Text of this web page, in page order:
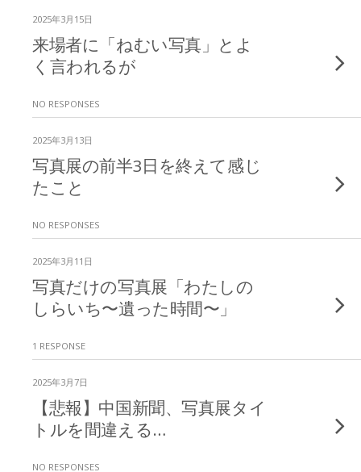
2025年3月15日
来場者に「ねむい写真」とよ
く言われるが
NO RESPONSES
2025年3月13日
写真展の前半3日を終えて感じ
たこと
NO RESPONSES
2025年3月11日
写真だけの写真展「わたしの
しらいち〜遺った時間〜」
1 RESPONSE
2025年3月7日
【悲報】中国新聞、写真展タイ
トルを間違える…
NO RESPONSES